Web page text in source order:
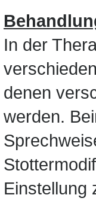
In der
denen
werden.
Einstellung